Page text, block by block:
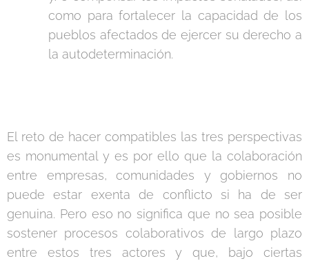
como para fortalecer la capacidad de los
pueblos afectados de ejercer su derecho a
la autodeterminación.
El reto de hacer compatibles las tres perspectivas
es monumental y es por ello que la colaboración
entre empresas, comunidades y gobiernos no
puede estar exenta de conflicto si ha de ser
genuina. Pero eso no significa que no sea posible
sostener procesos colaborativos de largo plazo
entre estos tres actores y que, bajo ciertas